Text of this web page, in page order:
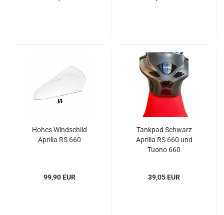
Hohes Windschild
Aprilia RS 660
99,90 EUR
Tankpad Schwarz
Aprilia RS 660 und
Tuono 660
39,05 EUR